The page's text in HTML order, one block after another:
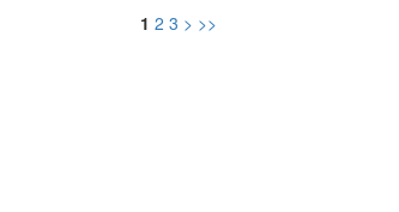
1 2 3 > >>